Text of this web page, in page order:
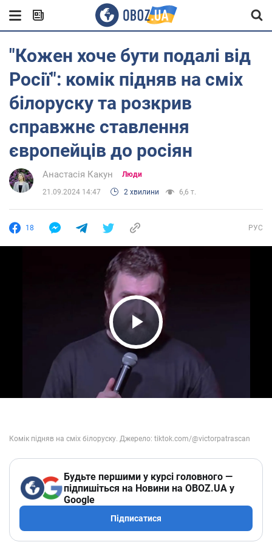
"Кожен хоче бути подалі від
Росії": комік підняв на сміх
білоруску та розкрив
справжнє ставлення
європейців до росіян
Анастасія Какун Люди
21.09.2024 14:47 2 хвилини 6,6 т.
18 РУС
Play Video
Будьте першими у курсі головного —
підпишіться на Новини на OBOZ.UA у
Google
Підписатися